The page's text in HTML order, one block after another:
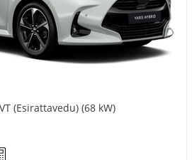
(Esirattavedu) (68 kW)